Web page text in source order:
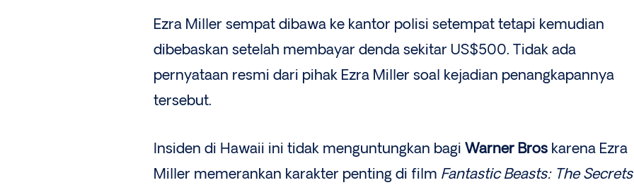
Ezra Miller sempat dibawa ke kantor polisi setempat tetapi kemudian
dibebaskan setelah membayar denda sekitar US$500. Tidak ada
pernyataan resmi dari pihak Ezra Miller soal kejadian penangkapannya
tersebut.
Insiden di Hawaii ini tidak menguntungkan bagi Warner Bros karena Ezra
Miller memerankan karakter penting di film Fantastic Beasts: The Secrets